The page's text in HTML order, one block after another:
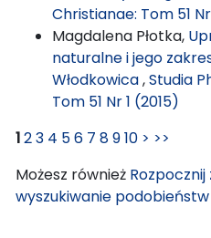
Christianae: Tom 51
Magdalena Płotka,
naturalne i jego
Włodkowica,Studia
Tom 51 Nr 1 (2015)
123 4 56 7 8910 > >>
Możesz również
wyszukiwanie podobieństw